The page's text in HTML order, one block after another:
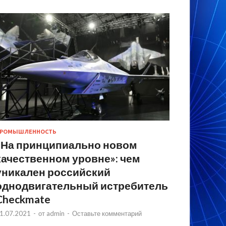
принципиально новом
уровне»: чем
российский
истребитель
- от admin - Оставьте комментарий